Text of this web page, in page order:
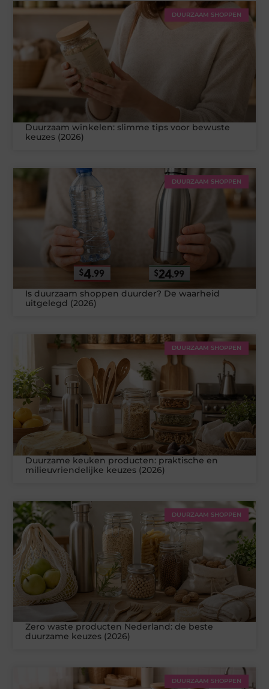
DUURZAAM SHOPPEN
Duurzaam winkelen: slimme tips voor bewuste
keuzes (2026)
DUURZAAM SHOPPEN
Is duurzaam shoppen duurder? De waarheid
uitgelegd (2026)
DUURZAAM SHOPPEN
Duurzame keuken producten: praktische en
milieuvriendelijke keuzes (2026)
DUURZAAM SHOPPEN
Zero waste producten Nederland: de beste
duurzame keuzes (2026)
DUURZAAM SHOPPEN